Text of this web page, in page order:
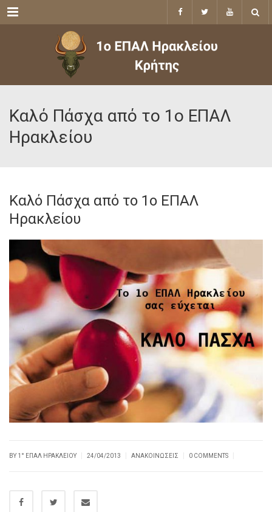
Menu
Καλό Πάσχα από το 1ο ΕΠΑΛ
Ηρακλείου
Καλό Πάσχα από το 1ο ΕΠΑΛ
Ηρακλείου
BY1° ΕΠΑΛ ΗΡΑΚΛΕΊΟΥ 24/04/2013 ΑΝΑΚΟΙΝΏΣΕΙΣ 0 COMMENTS